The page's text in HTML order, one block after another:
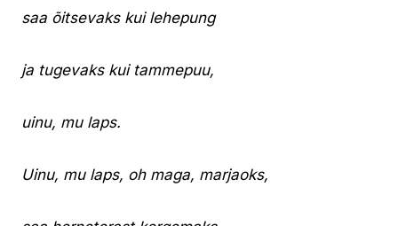
saa õitsevaks kui lehepung
ja tugevaks kui tammepuu,
uinu, mu laps.
Uinu, mu laps, oh maga, marjaoks,